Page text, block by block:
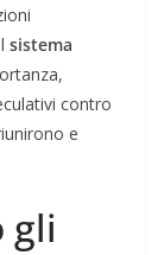
sistema
contro
e
gli